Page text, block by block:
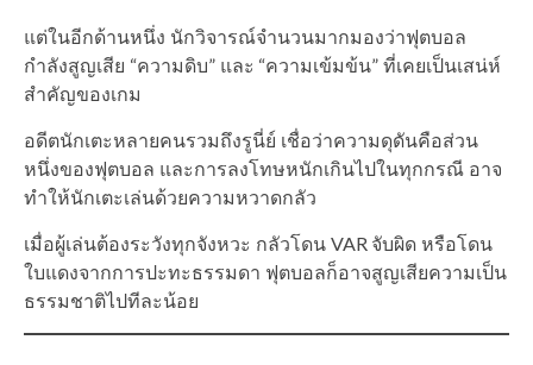
แต่ในอีกด้านหนึ่ง นักวิจารณ์จำนวนมากมองว่าฟุตบอล
กำลังสูญเสีย “ความดิบ” และ “ความเข้มข้น” ที่เคยเป็นเสน่ห์
สำคัญของเกม
อดีตนักเตะหลายคนรวมถึงรูนี่ย์ เชื่อว่าความดุดันคือส่วน
หนึ่งของฟุตบอล และการลงโทษหนักเกินไปในทุกกรณี อาจ
ทำให้นักเตะเล่นด้วยความหวาดกลัว
เมื่อผู้เล่นต้องระวังทุกจังหวะ กลัวโดน VAR จับผิด หรือโดน
ใบแดงจากการปะทะธรรมดา ฟุตบอลก็อาจสูญเสียความเป็น
ธรรมชาติไปทีละน้อย